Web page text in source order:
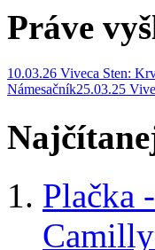
Práve
10.03.26 Viveca Sten:
Námesačník25.03.25
Plačka